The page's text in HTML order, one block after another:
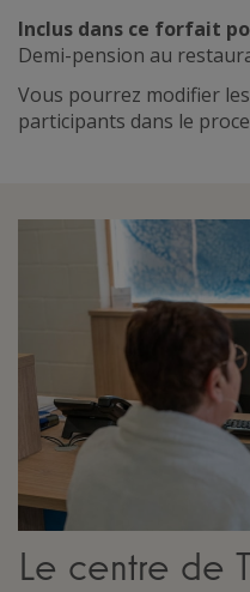
Inclus dans ce forfait
Demi-pension au
Vous pourrez modifier
participants dans le
Le centre de